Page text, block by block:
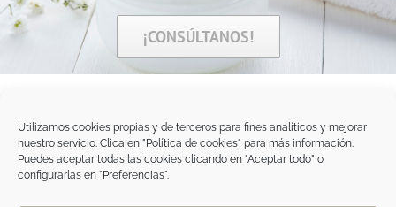
Utilizamos cookies propias y de terceros para fines analíticos y mejorar
nuestro servicio. Clica en "Política de cookies" para más información.
Puedes aceptar todas las cookies clicando en "Aceptar todo" o
configurarlas en "Preferencias".
¡CONSÚLTANOS!
Tegoder Cosmetics
48170 Zamudio (Bizkaia) - España
Tel. +34 94 454 42 00